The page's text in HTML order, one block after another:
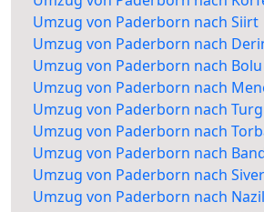
Umzug von Paderborn nach Siirt
Umzug von Paderborn nach
Umzug von Paderborn nach Bolu
Umzug von Paderborn nach
Umzug von Paderborn nach
Umzug von Paderborn nach
Umzug von Paderborn nach
Umzug von Paderborn nach
Umzug von Paderborn nach